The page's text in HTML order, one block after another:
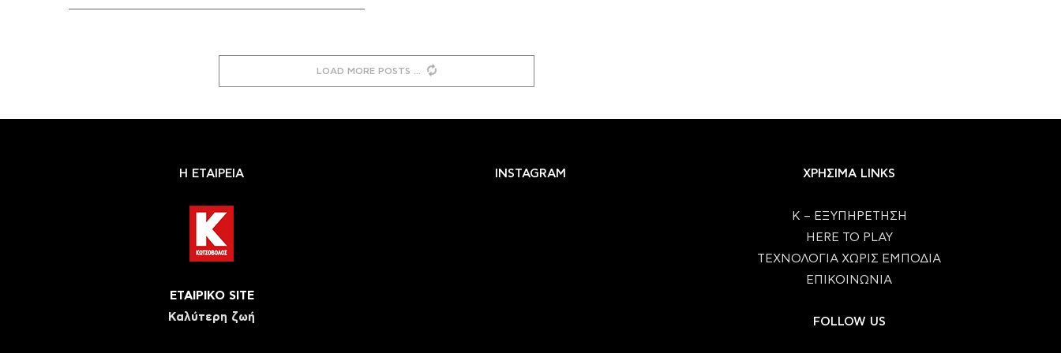
LOAD MORE POSTS
Η ΕΤΑΙΡΕΙΑ
ΕΤΑΙΡΙΚΟ SITE
Καλύτερη ζωή
INSTAGRAM ΧΡΗΣΙΜΑ LINKS
Κ – ΕΞΥΠΗΡΕΤΗΣΗ
HERE TO PLAY
ΤΕΧΝΟΛΟΓΙΑ ΧΩΡΙΣ ΕΜΠΟΔΙΑ
ΕΠΙΚΟΙΝΩΝΙΑ
FOLLOW US